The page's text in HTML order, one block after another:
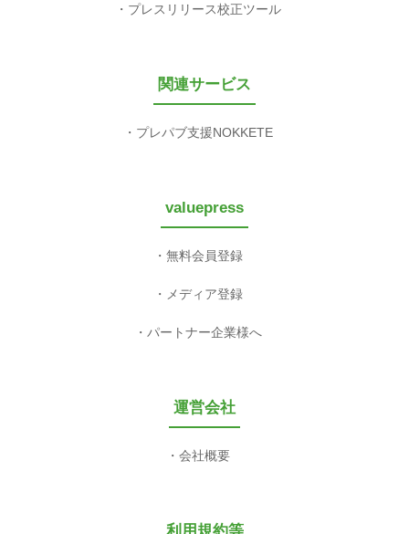
プレスリリース校正ツール
関連サービス
プレパブ支援NOKKETE
valuepress
無料会員登録
メディア登録
パートナー企業様へ
運営会社
会社概要
利用規約等